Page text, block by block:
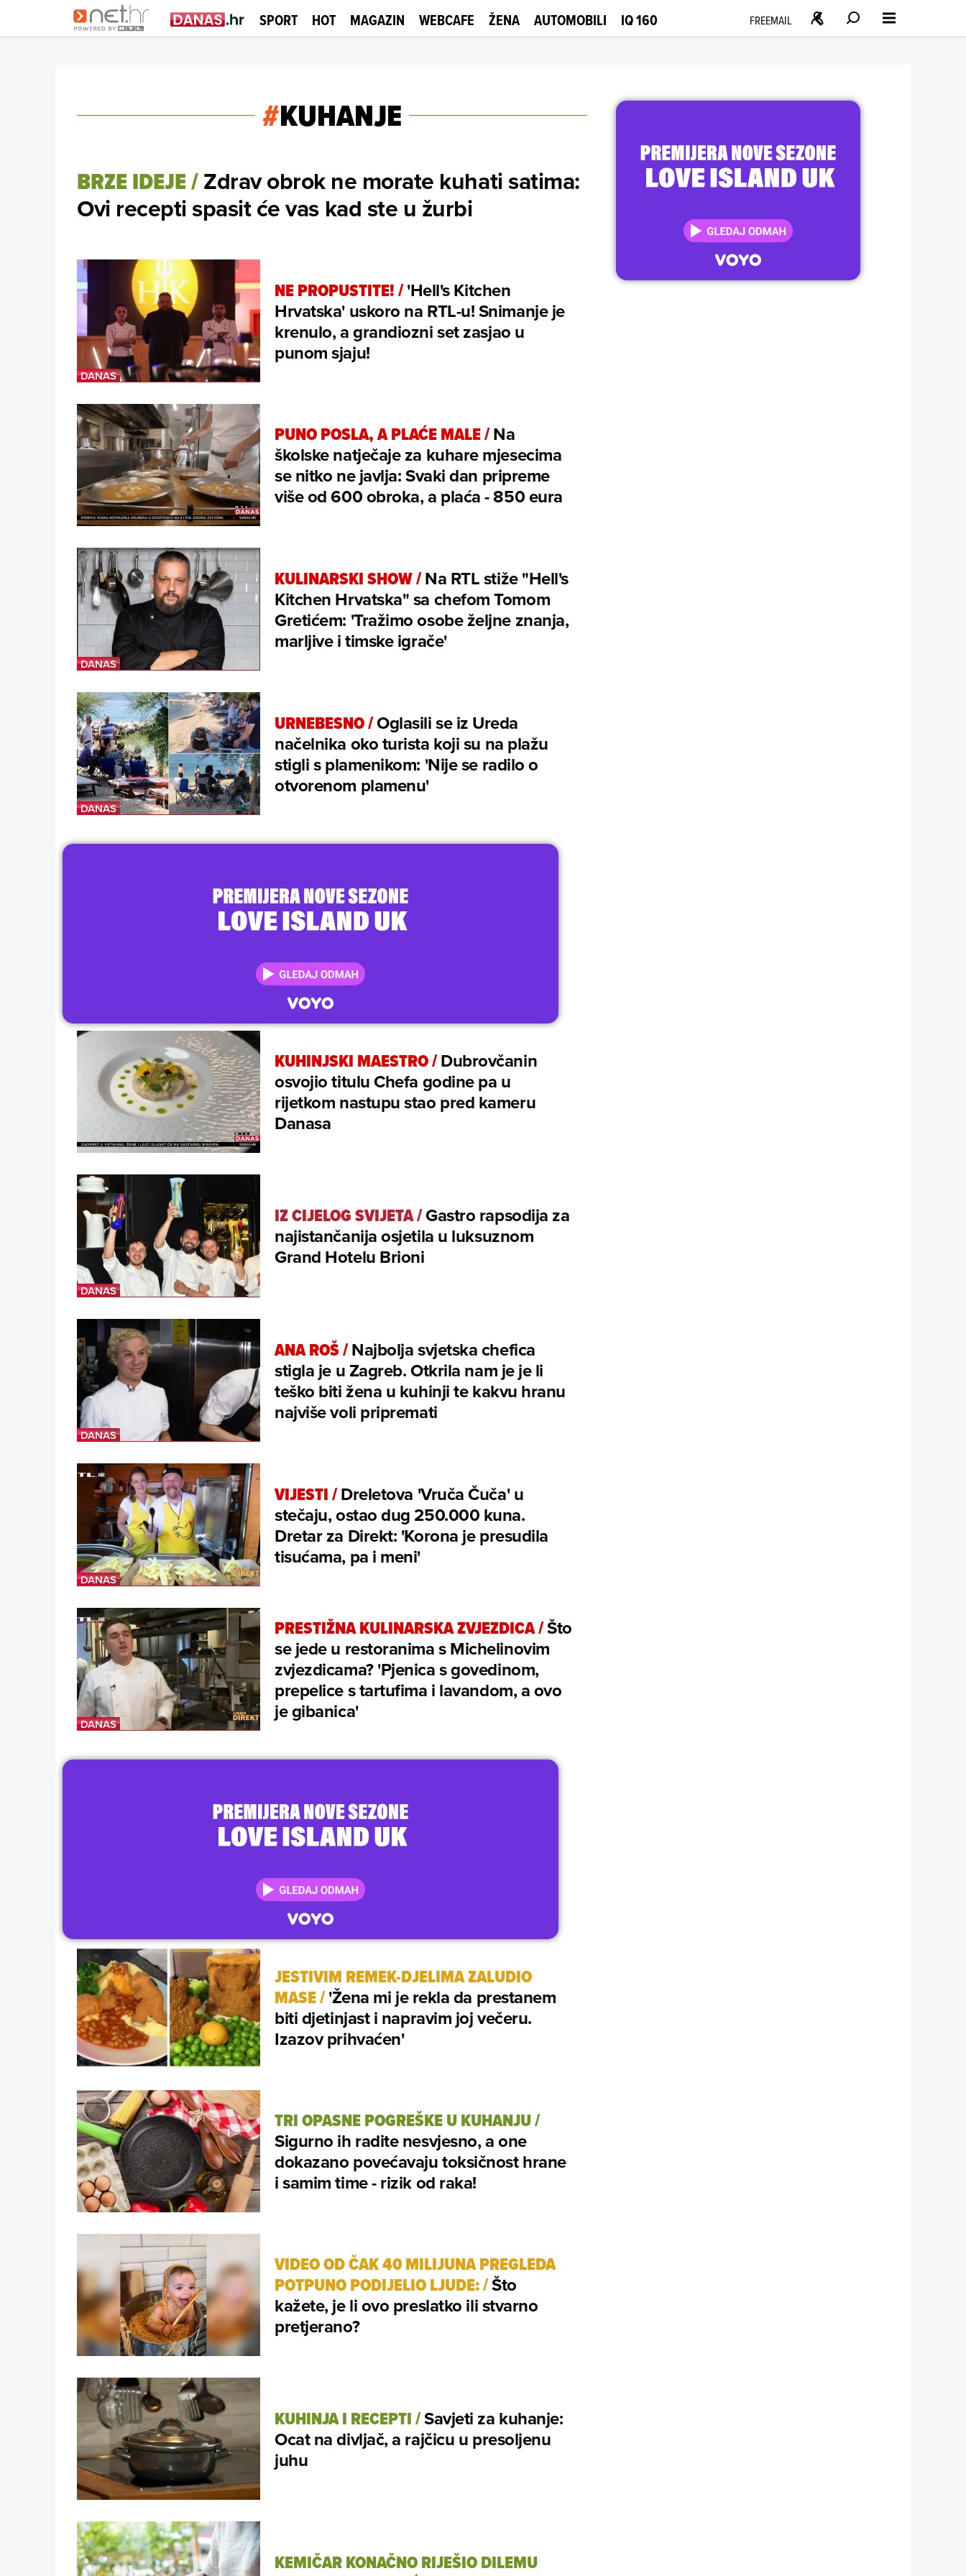
SPORT HOT MAGAZIN WEBCAFE ŽENA AUTOMOBILI IQ 160 FREEMAIL
#KUHANJE
BRZE IDEJE/Zdrav obrok ne morate kuhati satima:
Ovi recepti spasit će vas kad ste u žurbi
NE PROPUSTITE!/'Hell's Kitchen
Hrvatska' uskoro na RTL-u! Snimanje je
krenulo, a grandiozni set zasjao u
punom sjaju!
PUNO POSLA, A PLAĆE MALE/Na
školske natječaje za kuhare mjesecima
se nitko ne javlja: Svaki dan pripreme
više od 600 obroka, a plaća - 850 eura
KULINARSKI SHOW/Na RTL stiže "Hell's
Kitchen Hrvatska" sa chefom Tomom
Gretićem: 'Tražimo osobe željne znanja,
marljive i timske igrače'
URNEBESNO/Oglasili se iz Ureda
načelnika oko turista koji su na plažu
stigli s plamenikom: 'Nije se radilo o
otvorenom plamenu'
KUHINJSKI MAESTRO/Dubrovčanin
osvojio titulu Chefa godine pa u
rijetkom nastupu stao pred kameru
Danasa
IZ CIJELOG SVIJETA/Gastro rapsodija za
najistančanija osjetila u luksuznom
Grand Hotelu Brioni
ANA ROŠ/Najbolja svjetska chefica
stigla je u Zagreb. Otkrila nam je je li
teško biti žena u kuhinji te kakvu hranu
najviše voli pripremati
VIJESTI/Dreletova 'Vruča Čuča' u
stečaju, ostao dug 250.000 kuna.
Dretar za Direkt: 'Korona je presudila
tisućama, pa i meni'
PRESTIŽNA KULINARSKA ZVJEZDICA/Što
se jede u restoranima s Michelinovim
zvjezdicama? 'Pjenica s govedinom,
prepelice s tartufima i lavandom, a ovo
je gibanica'
JESTIVIM REMEK-DJELIMA ZALUDIO
MASE/'Žena mi je rekla da prestanem
biti djetinjast i napravim joj večeru.
Izazov prihvaćen'
TRI OPASNE POGREŠKE U KUHANJU/
Sigurno ih radite nesvjesno, a one
dokazano povećavaju toksičnost hrane
i samim time - rizik od raka!
VIDEO OD ČAK 40 MILIJUNA PREGLEDA
POTPUNO PODIJELIO LJUDE:/Što
kažete, je li ovo preslatko ili stvarno
pretjerano?
KUHINJA I RECEPTI/Savjeti za kuhanje:
Ocat na divljač, a rajčicu u presoljenu
juhu
KEMIČAR KONAČNO RIJEŠIO DILEMU